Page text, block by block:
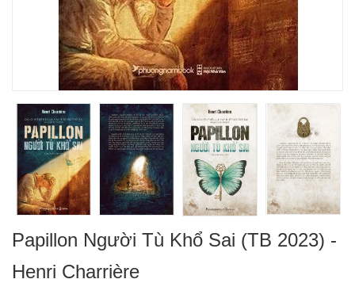
Papillon Người Tù Khổ Sai (TB 2023) -
Henri Charrière